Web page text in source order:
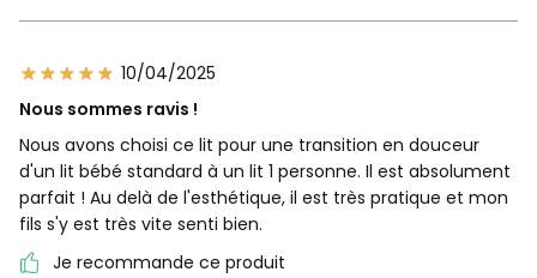
10/04/2025
Nous sommes ravis !
Nous avons choisi ce lit pour une transition en douceur
d'un lit bébé standard à un lit 1 personne. Il est absolument
parfait ! Au delà de l'esthétique, il est très pratique et mon
fils s'y est très vite senti bien.
Je recommande ce produit